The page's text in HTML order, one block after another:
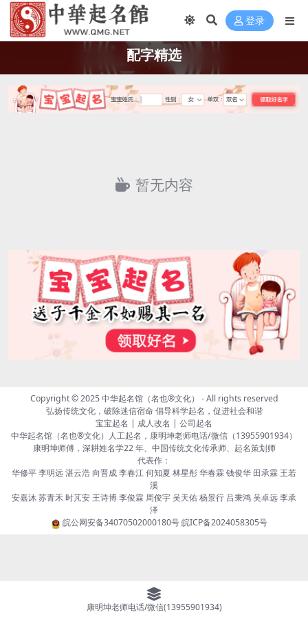
登录
配字精选
暂无内容
Copyright © 2025中华起名馆（名也®文化） - All rights reserved
弘扬传统文化，破除迷信宿命 倡导科学起名，促进社会和谐
宝宝起名 | 成人改名 | 公司起名
中华起名馆（名也®文化）人工起名，康明坤老师电话/微信（13955901934）
康明坤师傅，深耕姓名学22 年、中国传统文化传承师、起名策划师
代表作：
华修平 李明远 湛云浩 向晋成 李春江 何知夏 林星彤 华春霖 钱俊华 田承霖 王若
溪
安嘉沐 苏青禾 时芃安 王诗博 李俊霖 周俊宇 吴天佑 杨景行 吕秉鸿 吴卓远 李承
泽
皖公网安备34070502000180号皖ICP备2024058305号
康明坤老师电话/微信(13955901934)